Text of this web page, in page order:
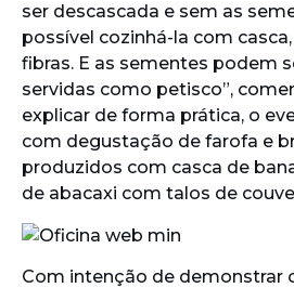
ser descascada e sem as
possível cozinhá-la com
fibras. E as sementes podem
servidas como petisco”,
explicar de forma prática, o
com degustação de farofa e
produzidos com casca de
de abacaxi com talos de
Com intenção de demonstrar